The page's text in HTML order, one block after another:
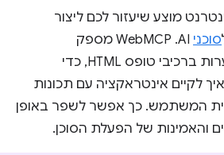
מוצע שיעזור לכם ליצור
סוכני
AI. ‫WebMCP מספק
JavaScript ומבצע הערות ברכיבי טופס HTML, כדי
לקיים אינטראקציה עם תכונות
המשתמש. כך אפשר לשפר באופן
והאמינות של הפעלת הסוכן.